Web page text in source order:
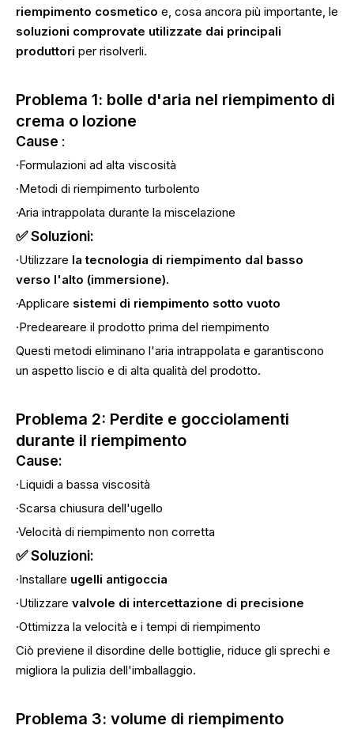
riempimento cosmetico e, cosa ancora più importante, le
soluzioni comprovate utilizzate dai principali
produttori per risolverli.
Problema 1: bolle d'aria nel riempimento di
crema o lozione
Cause :
·Formulazioni ad alta viscosità
·Metodi di riempimento turbolento
·Aria intrappolata durante la miscelazione
✅ Soluzioni:
·Utilizzare la tecnologia di riempimento dal basso
verso l'alto (immersione).
·Applicare sistemi di riempimento sotto vuoto
·Predeareare il prodotto prima del riempimento
Questi metodi eliminano l'aria intrappolata e garantiscono
un aspetto liscio e di alta qualità del prodotto.
Problema 2: Perdite e gocciolamenti
durante il riempimento
Cause:
·Liquidi a bassa viscosità
·Scarsa chiusura dell'ugello
·Velocità di riempimento non corretta
✅ Soluzioni:
·Installare ugelli antigoccia
·Utilizzare valvole di intercettazione di precisione
·Ottimizza la velocità e i tempi di riempimento
Ciò previene il disordine delle bottiglie, riduce gli sprechi e
migliora la pulizia dell'imballaggio.
Problema 3: volume di riempimento